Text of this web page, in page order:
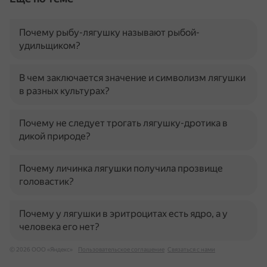
Почему рыбу-лягушку называют рыбой-
удильщиком?
В чем заключается значение и символизм лягушки
в разных культурах?
Почему не следует трогать лягушку-дротика в
дикой природе?
Почему личинка лягушки получила прозвище
головастик?
Почему у лягушки в эритроцитах есть ядро, а у
человека его нет?
© 2026 ООО «Яндекс» Пользовательское соглашение Связаться с нами